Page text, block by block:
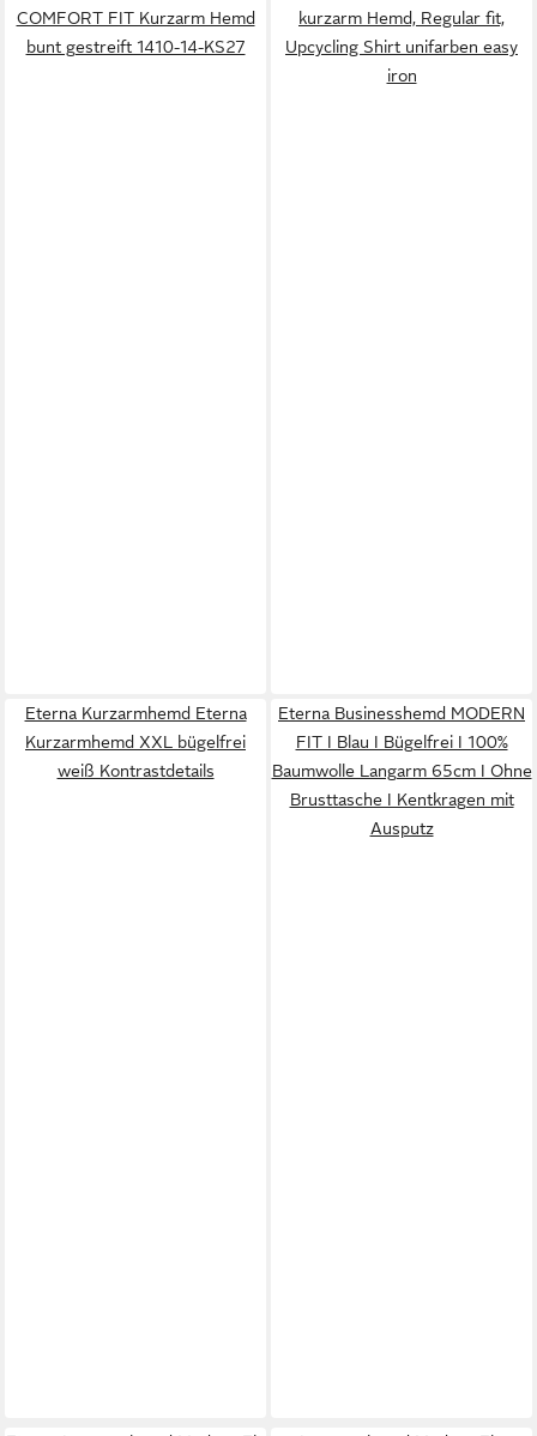
COMFORT FIT Kurzarm Hemd
bunt gestreift 1410-14-KS27
kurzarm Hemd, Regular fit,
Upcycling Shirt unifarben easy
iron
Eterna Kurzarmhemd Eterna
Kurzarmhemd XXL bügelfrei
weiß Kontrastdetails
Eterna Businesshemd MODERN
FIT I Blau I Bügelfrei I 100%
Baumwolle Langarm 65cm I Ohne
Brusttasche I Kentkragen mit
Ausputz